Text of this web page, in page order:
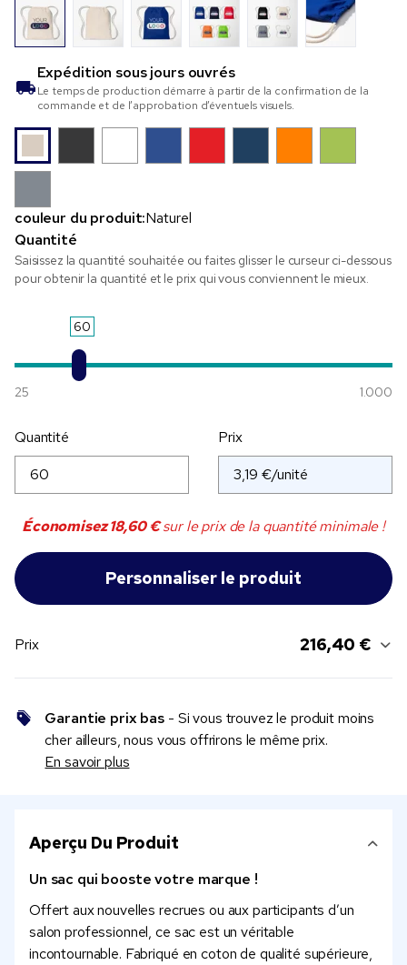
Expédition sousjours ouvrés
Le temps de production démarre à partir de la confirmation de la
commande et de l’approbation d’éventuels visuels.
couleur du produit:Naturel
Quantité
Saisissez la quantité souhaitée ou faites glisser le curseur ci-dessous
pour obtenir la quantité et le prix qui vous conviennent le mieux.
60
25 1.000
Quantité Prix
Économisez18,60 €sur le prix de la quantité minimale !
Prix 216,40 €
Garantie prix bas - Si vous trouvez le produit moins
cher ailleurs, nous vous offrirons le même prix.
En savoir plus
Aperçu Du Produit
Un sac qui booste votre marque !
Offert aux nouvelles recrues ou aux participants d’un
salon professionnel, ce sac est un véritable
incontournable. Fabriqué en coton de qualité supérieure,